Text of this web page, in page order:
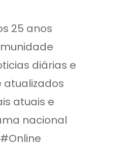
25 anos
diárias e
atualizados
atuais e
nacional